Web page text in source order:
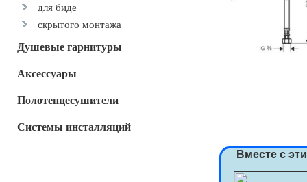
для биде
скрытого монтажа
Душевые гарнитуры
Аксессуары
Полотенцесушители
Системы инсталляций
Вместе с